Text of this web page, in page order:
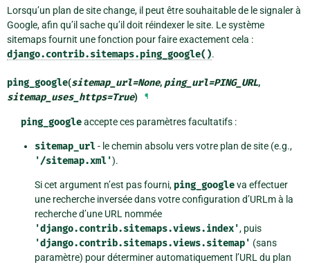
Lorsqu’un plan de site change, il peut être souhaitable de le signaler à
Google, afin qu’il sache qu’il doit réindexer le site. Le système
sitemaps fournit une fonction pour faire exactement cela :
django.contrib.sitemaps.ping_google().
ping_google(sitemap_url=None, ping_url=PING_URL,
sitemap_uses_https=True) ¶
ping_googleaccepte ces paramètres facultatifs :
sitemap_url - le chemin absolu vers votre plan de site (e.g.,
'/sitemap.xml').
Si cet argument n’est pas fourni, ping_googleva effectuer
une recherche inversée dans votre configuration d’URLm à la
recherche d’une URL nommée
'django.contrib.sitemaps.views.index', puis
'django.contrib.sitemaps.views.sitemap' (sans
paramètre) pour déterminer automatiquement l’URL du plan